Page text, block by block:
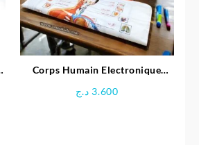
Corps Humain Electronique
3.600 د.ج